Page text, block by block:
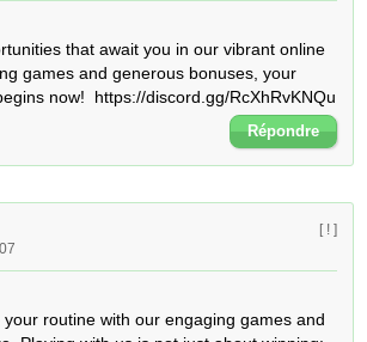
that await you in our vibrant online
games and generous bonuses, your
now!  https://discord.gg/RcXhRvKNQu
Répondre
[ ! ]
routine with our engaging games and